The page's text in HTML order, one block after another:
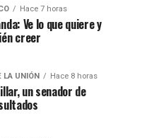
Hace 7 horas
Ve lo que quiere y
creer
LA UNIÓN Hace 8 horas
un senador de